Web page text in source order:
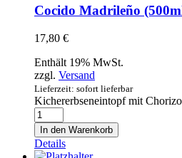
Cocido Madrileño
17,80 €
Enthält 19% MwSt.
zzgl. Versand
Lieferzeit: sofort lieferbar
Kichererbseneintopf mit
Cocido
Madrileño
(500ml)
Menge
In den Warenkorb
Details